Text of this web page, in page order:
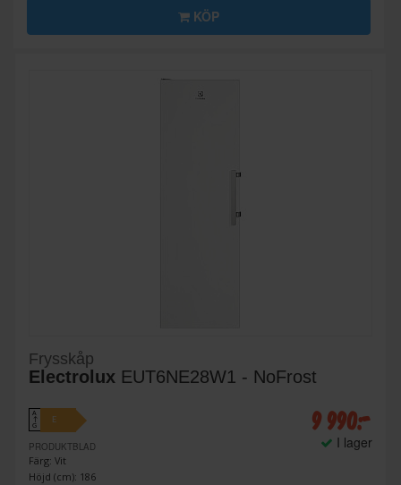
KÖP
Frysskåp
Electrolux EUT6NE28W1 - NoFrost
A
↑
G
E
PRODUKTBLAD
Färg: Vit
Höjd (cm): 186
9 990:-
I lager